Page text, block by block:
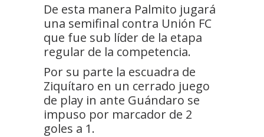
De esta manera Palmito jugará
una semifinal contra Unión FC
que fue sub líder de la etapa
regular de la competencia.
Por su parte la escuadra de
Ziquítaro en un cerrado juego
de play in ante Guándaro se
impuso por marcador de 2
goles a 1.